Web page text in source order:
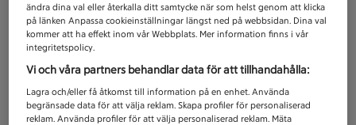
ändra dina val eller återkalla ditt samtycke när som helst genom att klicka
på länken Anpassa cookieinställningar längst ned på webbsidan. Dina val
kommer att ha effekt inom vår Webbplats. Mer information finns i vår
integritetspolicy.
Vi och våra partners behandlar data för att tillhandahålla:
Lagra och/eller få åtkomst till information på en enhet. Använda
begränsade data för att välja reklam. Skapa profiler för personaliserad
reklam. Använda profiler för att välja personaliserad reklam. Mäta